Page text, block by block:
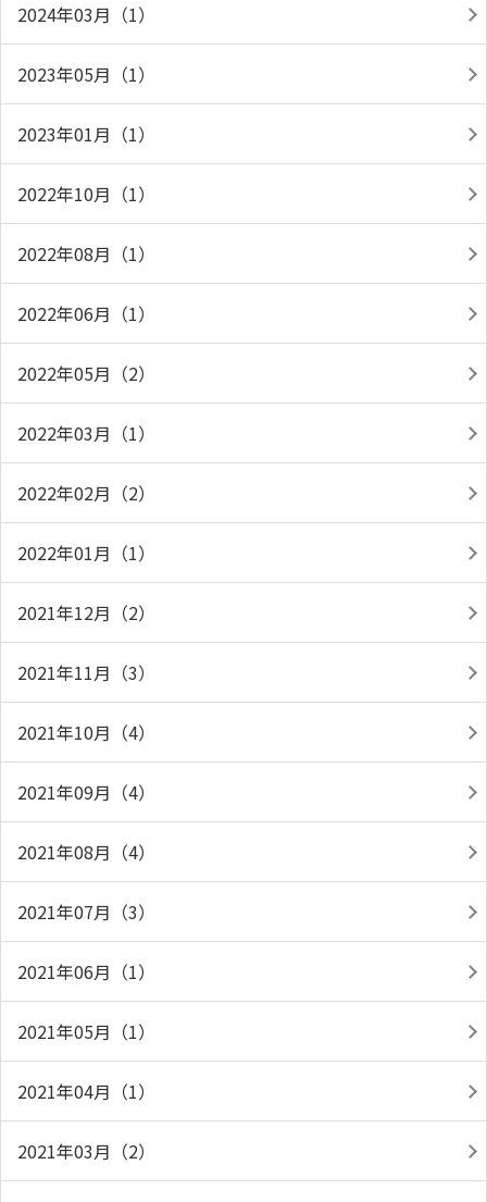
2024年03月（1）
2023年05月（1）
2023年01月（1）
2022年10月（1）
2022年08月（1）
2022年06月（1）
2022年05月（2）
2022年03月（1）
2022年02月（2）
2022年01月（1）
2021年12月（2）
2021年11月（3）
2021年10月（4）
2021年09月（4）
2021年08月（4）
2021年07月（3）
2021年06月（1）
2021年05月（1）
2021年04月（1）
2021年03月（2）